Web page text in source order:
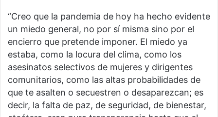
“Creo que la pandemia de hoy ha hecho evidente
un miedo general, no por sí misma sino por el
encierro que pretende imponer. El miedo ya
estaba, como la locura del clima, como los
asesinatos selectivos de mujeres y dirigentes
comunitarios, como las altas probabilidades de
que te asalten o secuestren o desaparezcan; es
decir, la falta de paz, de seguridad, de bienestar,